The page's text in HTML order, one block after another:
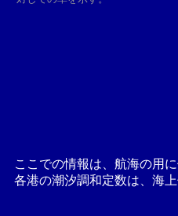
ここでの情報は、航海の用
各港の潮汐調和定数は、海